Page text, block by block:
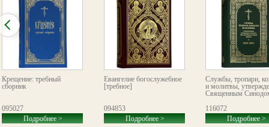
Крещение: требный
сборник
095027
Подробнее >
Евангелие богослужебное
[требное]
094853
Подробнее >
Службы, тропари,
и молитвы,
Священным
116072
Подробнее >